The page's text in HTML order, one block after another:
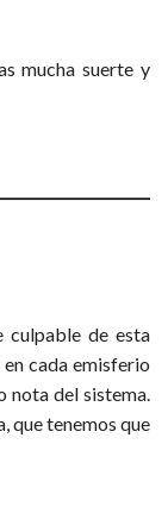
mucha suerte y
culpable de esta
cada emisferio
nota del sistema.
que tenemos que